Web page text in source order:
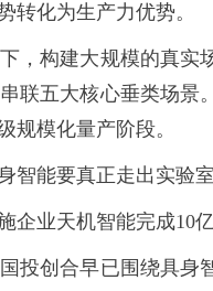
转化为生产力优势。
构建大规模的真实
联五大核心垂类场
规模化量产阶段。
能要真正走出实验室
业天机智能完成10
创合早已围绕具身